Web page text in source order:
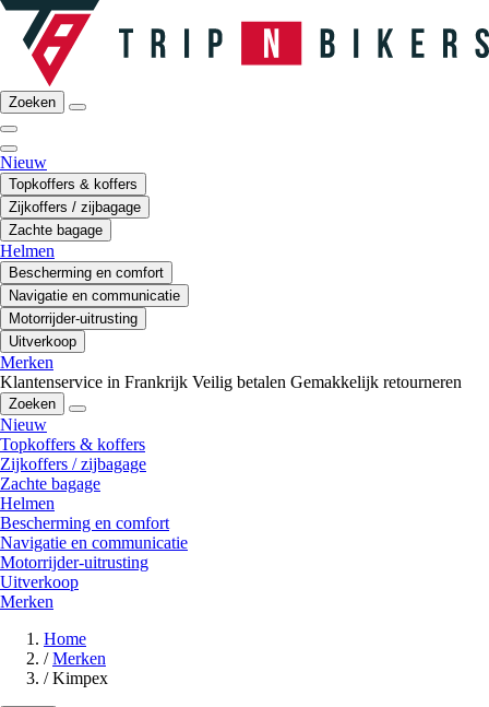
Zoeken
Nieuw
Topkoffers & koffers
Zijkoffers / zijbagage
Zachte bagage
Helmen
Bescherming en comfort
Navigatie en communicatie
Motorrijder-uitrusting
Uitverkoop
Merken
Klantenservice in Frankrijk Veilig betalen Gemakkelijk retourneren
Zoeken
Nieuw
Topkoffers & koffers
Zijkoffers / zijbagage
Zachte bagage
Helmen
Bescherming en comfort
Navigatie en communicatie
Motorrijder-uitrusting
Uitverkoop
Merken
Home
/ Merken
/ Kimpex